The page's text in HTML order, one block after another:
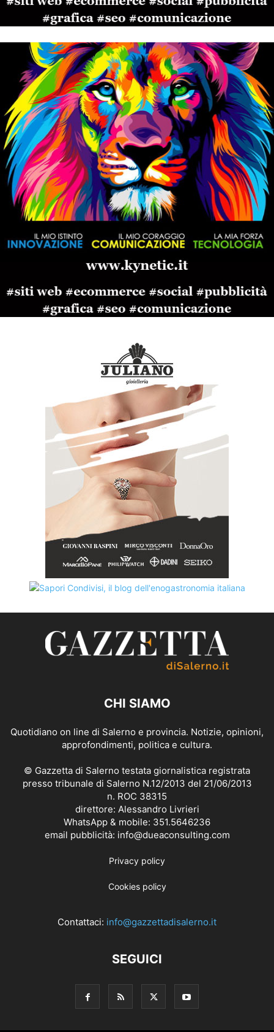
CHI SIAMO
Quotidiano on line di Salerno e provincia. Notizie, opinioni,
approfondimenti, politica e cultura.
© Gazzetta di Salerno testata giornalistica registrata
presso tribunale di Salerno N.12/2013 del 21/06/2013
n. ROC 38315
direttore: Alessandro Livrieri
WhatsApp & mobile: 351.5646236
email pubblicità: info@dueaconsulting.com
Privacy policy
Cookies policy
Contattaci: info@gazzettadisalerno.it
SEGUICI